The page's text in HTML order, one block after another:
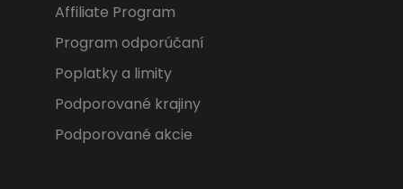
Affiliate Program
Program odporúčaní
Poplatky a limity
Podporované krajiny
Podporované akcie